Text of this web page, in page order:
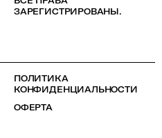
ЗАРЕГИСТРИРОВАНЫ.
ПОЛИТИКА
КОНФИДЕНЦИАЛЬНОСТИ
ОФЕРТА